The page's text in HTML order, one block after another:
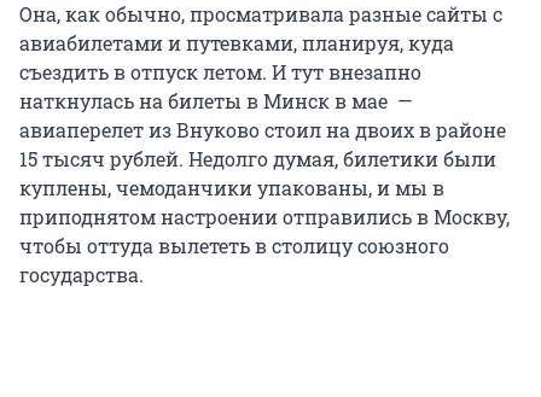
Она, как обычно, просматривала разные сайты с
авиабилетами и путевками, планируя, куда
съездить в отпуск летом. И тут внезапно
наткнулась на билеты в Минск в мае —
авиаперелет из Внуково стоил на двоих в районе
15 тысяч рублей. Недолго думая, билетики были
куплены, чемоданчики упакованы, и мы в
приподнятом настроении отправились в Москву,
чтобы оттуда вылететь в столицу союзного
государства.